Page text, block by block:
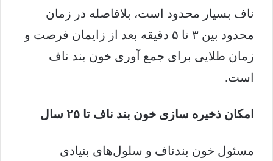
ناف بسیار محدود است، بلافاصله در زمان
محدود بین ۳ تا ۵ دقیقه بعد از زایمان فرصت و
زمان طلایی برای جمع آوری خون بند ناف
است.
امکان ذخیره سازی خون بند ناف تا ۲۵ سال
مسئول خون بندناف و سلول‌های بنیادی